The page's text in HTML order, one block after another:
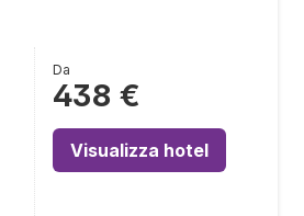
Da
438 €
Visualizza hotel